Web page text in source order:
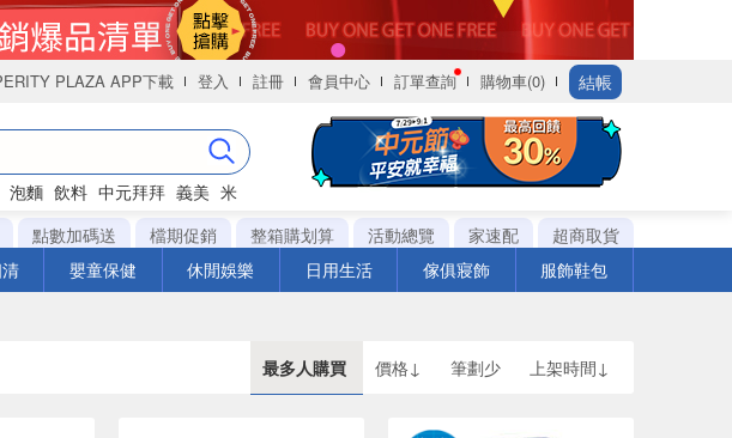
PLAZA APP下載 登入 註冊 會員中心 訂單查詢 購物車(0) 結帳
泡麵 飲料 中元拜拜 義美 米
點數加碼送 檔期促銷 整箱購划算 活動總覽 家速配
超商取貨
嬰童保健 休閒娛樂 日用生活 傢俱寢飾 服飾鞋包
最多人購買 價格↓ 筆劃少 上架時間↓